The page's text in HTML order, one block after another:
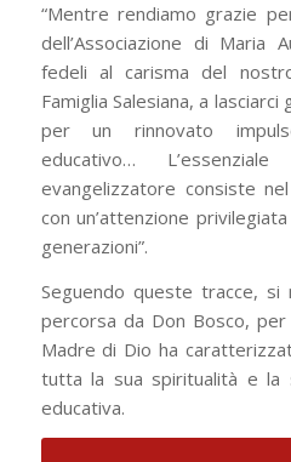
“Mentre rendiamo grazie
dell’Associazione di Maria
fedeli al carisma del
Famiglia Salesiana, a
per un rinnovato
educativo…
evangelizzatore consiste
con un’attenzione
generazioni”.
Seguendo queste tracce,
percorsa da Don Bosco,
Madre di Dio ha
tutta la sua spiritualità e la
educativa.